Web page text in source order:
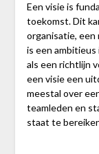
Een visie is
toekomst. Dit
organisatie, een
is een
als een richtlijn
een visie een
meestal over
teamleden en
staat te